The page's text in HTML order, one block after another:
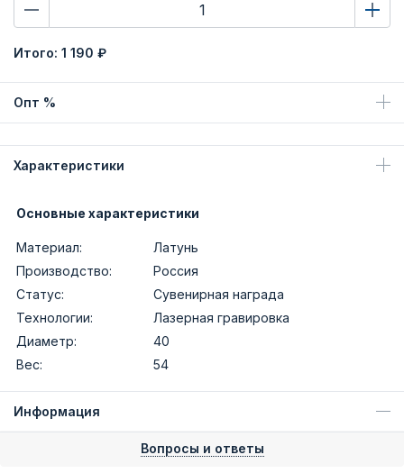
Итого: 1 190 ₽
Опт %
Характеристики
Основные характеристики
Материал:
Латунь
Производство:
Россия
Статус:
Сувенирная награда
Технологии:
Лазерная гравировка
Диаметр:
40
Вес:
54
Информация
Вопросы и ответы